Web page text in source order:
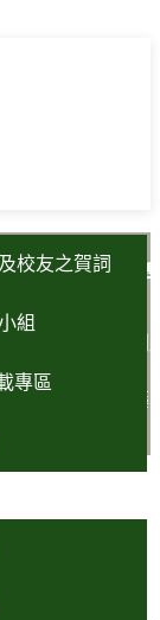
校友之賀詞
組
專區
藥
會將進行一系列
續臺大藥學魂、
屬於我們臺大藥